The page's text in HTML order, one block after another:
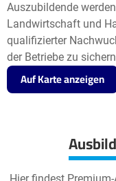
Auszubildende
Landwirtschaft und
qualifizierter
der Betriebe zu
Auf Karte anzeigen